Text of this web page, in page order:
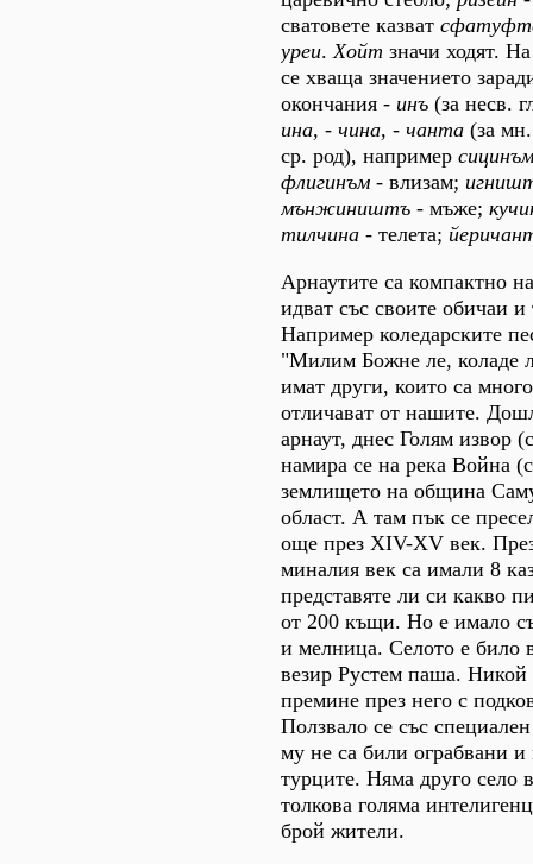
сватовете казват
уреи. Хойт значи ходят.
се хваща значението
окончания - инъ (за несв.
ина, - чина, - чанта (за
ср. род), например сицинъм
флигинъм - влизам;
мънжиништъ - мъже;
тилчина - телета;
Арнаутите са компактно
идват със своите обичаи
Например коледарските
"Милим Божне ле, коладе
имат други, които са
отличават от нашите.
арнаут, днес Голям извор
намира се на река Война
землището на община
област. А там пък се
още през ХІV-ХV век.
миналия век са имали 8
представяте ли си какво
от 200 къщи. Но е имало
и мелница. Селото е било
везир Рустем паша.
премине през него с
Ползвало се със
му не са били ограбвани и
турците. Няма друго село
толкова голяма
брой жители.